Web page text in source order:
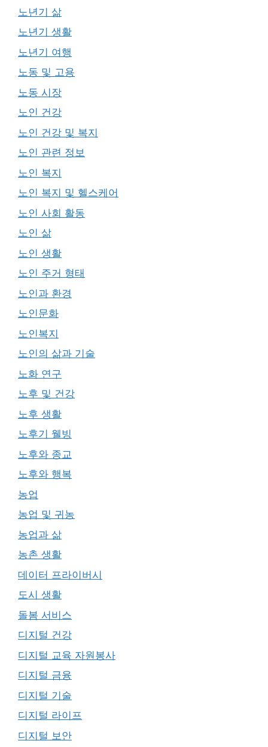
노년기 삶
노년기 생활
노년기 여행
노동 및 고용
노동 시장
노인 건강
노인 건강 및 복지
노인 관련 정보
노인 복지
노인 복지 및 헬스케어
노인 사회 활동
노인 삶
노인 생활
노인 주거 형태
노인과 환경
노인문화
노인복지
노인의 삶과 기술
노화 연구
노후 및 건강
노후 생활
노후기 웰빙
노후와 종교
노후와 행복
농업
농업 및 귀농
농업과 삶
농촌 생활
데이터 프라이버시
도시 생활
돌봄 서비스
디지털 건강
디지털 교육 자원봉사
디지털 금융
디지털 기술
디지털 라이프
디지털 보안